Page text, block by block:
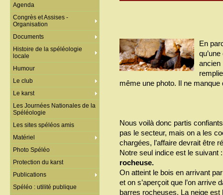
En
ancien
même une photo. Il ne
Nous voilà donc partis
pas le secteur, mais on a les
chargées, l’affaire devrait être
Notre seul indice est le suivant :
rocheuse.
On atteint le bois en arrivant
et on s’aperçoit que l’on arrive
barres rocheuses. La neige
Agenda
Congrès et Assises -
Organisation
Documents
Histoire de la spéléologie
locale
Humour
Le club
Le karst
Les Journées Nationales de la
Spéléologie
Les sites spéléos amis
Matériel
Photo Spéléo
Protection du karst
Publications
Spéléo : utilité publique